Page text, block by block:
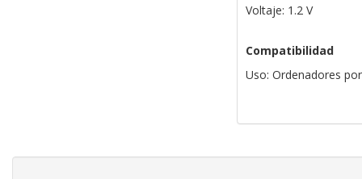
Voltaje: 1.2 V
Compatibilidad
Uso: Ordenadores